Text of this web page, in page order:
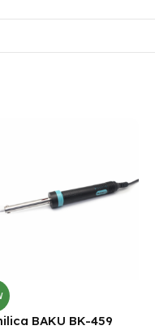
BAKU BK-459